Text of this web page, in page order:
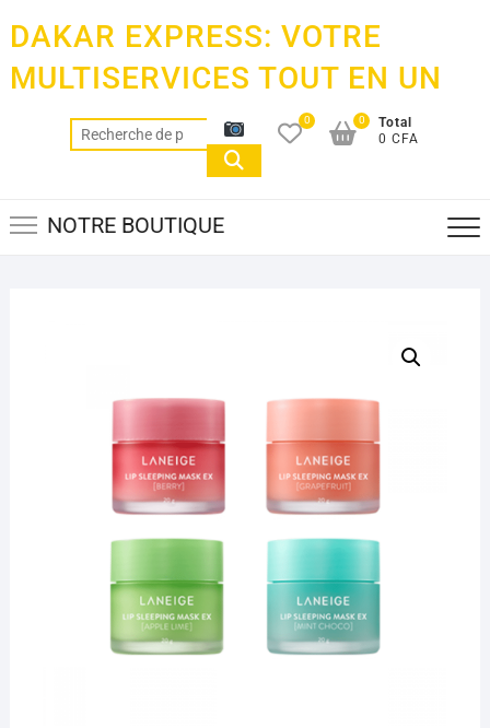
content
DAKAR EXPRESS: VOTRE
MULTISERVICES TOUT EN UN
Recherche
pour :
0
Total
0 CFA
0
NOTRE BOUTIQUE